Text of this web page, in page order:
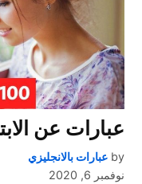
عبارات عن
by عبارات بالانجليزي
نوفمبر 6, 2020